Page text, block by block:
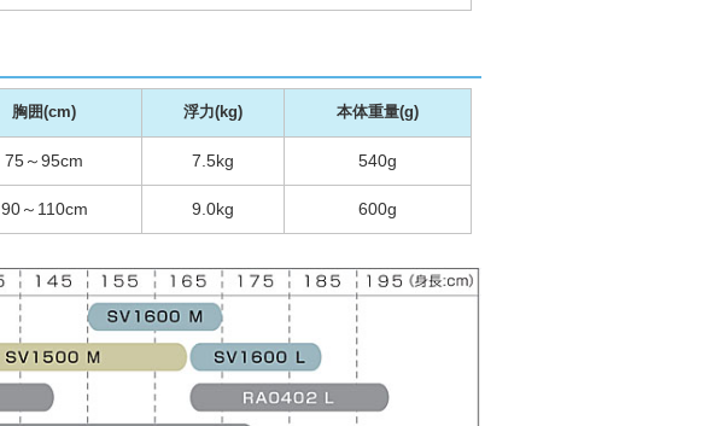
胸囲(cm) 浮力(kg) 本体重量(g)
75～95cm 7.5kg 540g
90～110cm 9.0kg 600g